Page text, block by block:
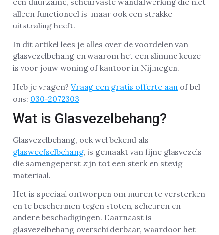
alleen functioneel is, maar ook een strakke
uitstraling heeft.
In dit artikel lees je alles over de voordelen van
glasvezelbehang en waarom het een slimme keuze
is voor jouw woning of kantoor in Nijmegen.
Heb je vragen? Vraag een gratis offerte aan of bel
ons: 030-2072303
Wat is Glasvezelbehang?
Glasvezelbehang, ook wel bekend als
glasweefselbehang, is gemaakt van fijne glasvezels
die samengeperst zijn tot een sterk en stevig
materiaal.
Het is speciaal ontworpen om muren te versterken
en te beschermen tegen stoten, scheuren en
andere beschadigingen. Daarnaast is
glasvezelbehang overschilderbaar, waardoor het